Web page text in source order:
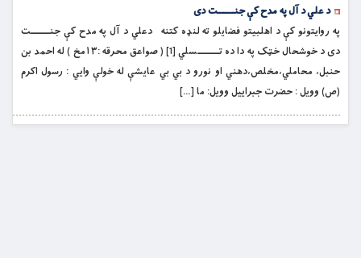
د علي د آل په مدح کې جنــــــــت دى
په روايتونو کې د اهلبيتو فضايلو ته لنډه کتنه دعلي د آل په مدح کې جنــــــــت
دى د خوشحال خټک په دا ده تـــــــــسلي [1] ( صواعق محرقه :١٣مخ ) له احمد بن
حنبل، محاملي،مخلص،دهني او نورو د بي بي عايشې له خولې وايي : رسول اکرم
(ص) وويل : حضرت جبراييل وويل: ما […]